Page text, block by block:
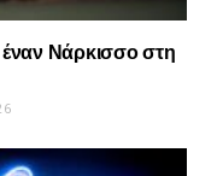
έναν Νάρκισσο στη